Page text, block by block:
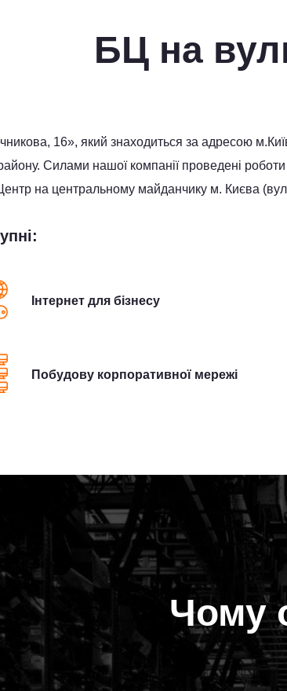
БЦ на
16», який знаходиться за адресою
Силами нашої компанії проведені
на центральному майданчику м. Києва
Інтернет для бізнесу
Побудову корпоративної мережі
Чому